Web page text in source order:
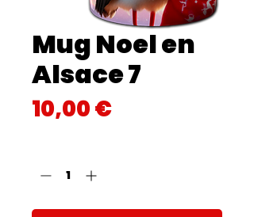
Mug Noel en
Alsace 7
10,00 €Prix